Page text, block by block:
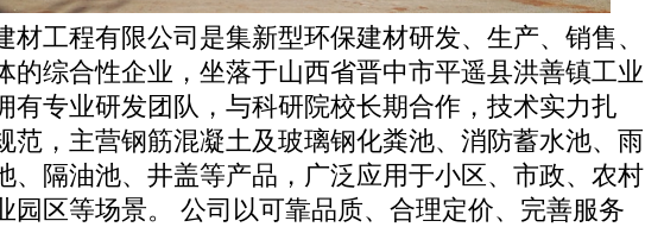
材工程有限公司是集新型环保建材研发、生产、销售、
的综合性企业，坐落于山西省晋中市平遥县洪善镇工业
有专业研发团队，与科研院校长期合作，技术实力扎
范，主营钢筋混凝土及玻璃钢化粪池、消防蓄水池、雨
、隔油池、井盖等产品，广泛应用于小区、市政、农村
园区等场景。 公司以可靠品质、合理定价、完善服务